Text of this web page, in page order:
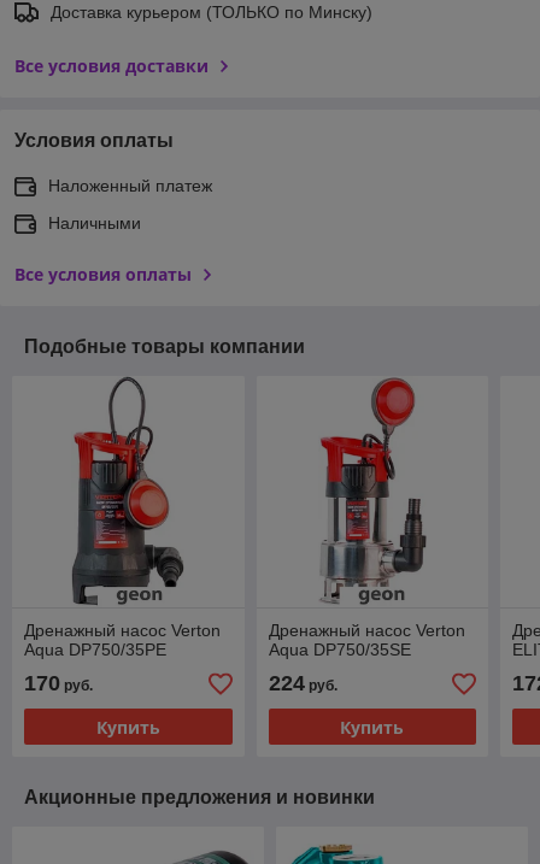
Доставка курьером (ТОЛЬКО по Минску)
Все условия доставки
Условия оплаты
Наложенный платеж
Наличными
Все условия оплаты
Подобные товары компании
Дренажный насос Verton
Aqua DP750/35PE
170 руб.
Купить
Дренажный насос Verton
Aqua DP750/35SE
224руб.
Купить
Акционные предложения и новинки